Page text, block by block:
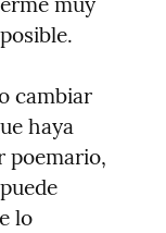
cambiar
haya
poemario,
lo